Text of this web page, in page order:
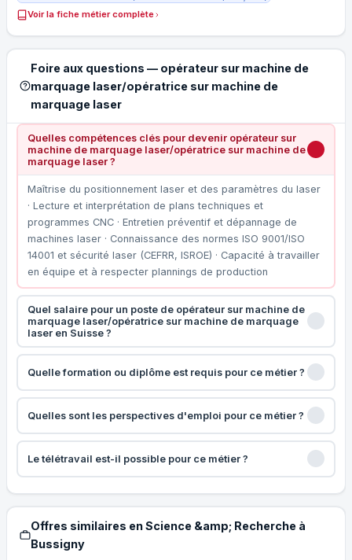
Voir la fiche métier complète
Foire aux questions — opérateur sur machine de
marquage laser/opératrice sur machine de
marquage laser
Quelles compétences clés pour devenir opérateur sur
machine de marquage laser/opératrice sur machine de
marquage laser ?
Maîtrise du positionnement laser et des paramètres du laser
· Lecture et interprétation de plans techniques et
programmes CNC · Entretien préventif et dépannage de
machines laser · Connaissance des normes ISO 9001/ISO
14001 et sécurité laser (CEFRR, ISROE) · Capacité à travailler
en équipe et à respecter plannings de production
Quel salaire pour un poste de opérateur sur machine de
marquage laser/opératrice sur machine de marquage
laser en Suisse ?
Quelle formation ou diplôme est requis pour ce métier ?
Quelles sont les perspectives d'emploi pour ce métier ?
Le télétravail est-il possible pour ce métier ?
Offres similaires en Science &amp; Recherche à
Bussigny